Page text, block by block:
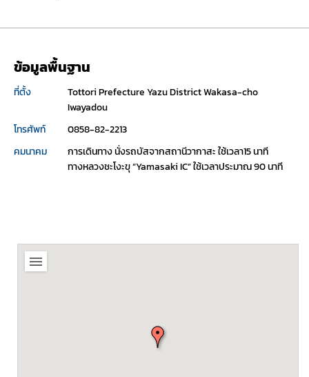
ข้อมูลพื้นฐาน
ที่ตั้ง
Tottori Prefecture Yazu District Wakasa-cho
Iwayadou
โทรศัพท์
0858-82-2213
คมนาคม
การเดินทาง นั่งรถบัสจากสถานีวากาสะ ใช้เวลา15 นาที
ทางหลวงชะโงะขุ “Yamasaki IC” ใช้เวลาประมาณ 90 นาที